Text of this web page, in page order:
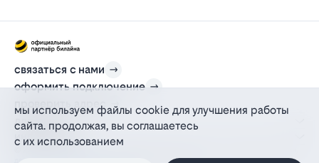
связаться с нами
оформить подключение
проверить адрес
для дома
информация
действующий на основании агентского договора
мы используем файлы cookie для улучшения работы
сайта. продолжая, вы соглашаетесь
с их использованием